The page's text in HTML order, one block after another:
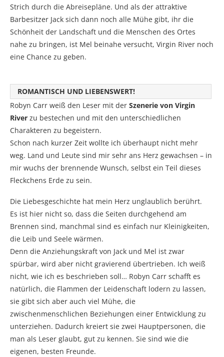
Strich durch die Abreisepläne. Und als der attraktive
Barbesitzer Jack sich dann noch alle Mühe gibt, ihr die
Schönheit der Landschaft und die Menschen des Ortes
nahe zu bringen, ist Mel beinahe versucht, Virgin River noch
eine Chance zu geben.
ROMANTISCH UND LIEBENSWERT!
Robyn Carr weiß den Leser mit der Szenerie von Virgin
River zu bestechen und mit den unterschiedlichen
Charakteren zu begeistern.
Schon nach kurzer Zeit wollte ich überhaupt nicht mehr
weg. Land und Leute sind mir sehr ans Herz gewachsen – in
mir wuchs der brennende Wunsch, selbst ein Teil dieses
Fleckchens Erde zu sein.
Die Liebesgeschichte hat mein Herz unglaublich berührt.
Es ist hier nicht so, dass die Seiten durchgehend am
Brennen sind, manchmal sind es einfach nur Kleinigkeiten,
die Leib und Seele wärmen.
Denn die Anziehungskraft von Jack und Mel ist zwar
spürbar, wird aber nicht gravierend übertrieben. Ich weiß
nicht, wie ich es beschrieben soll… Robyn Carr schafft es
natürlich, die Flammen der Leidenschaft lodern zu lassen,
sie gibt sich aber auch viel Mühe, die
zwischenmenschlichen Beziehungen einer Entwicklung zu
unterziehen. Dadurch kreiert sie zwei Hauptpersonen, die
man als Leser glaubt, gut zu kennen. Sie sind wie die
eigenen, besten Freunde.